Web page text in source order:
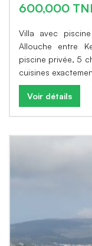
600,000
Villa avec
Allouche entre
piscine privée, 5
cuisines
Voir détails